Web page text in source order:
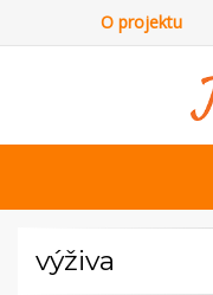
O projektu
výživa